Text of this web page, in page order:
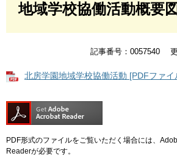
地域学校協働活動概要図
記事番号：0057540
北房学園地域学校協働活動 [PDFファイ
PDF形式のファイルをご覧いただく場合には、
Readerが必要です。